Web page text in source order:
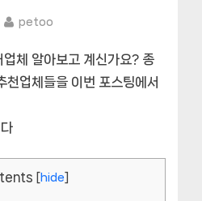
By
petoo
체 알아보고 계신가요? 종
천업체들을 이번 포스팅에서
[hide]